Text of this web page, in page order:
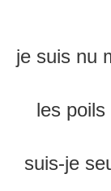
je suis nu
les
suis-je